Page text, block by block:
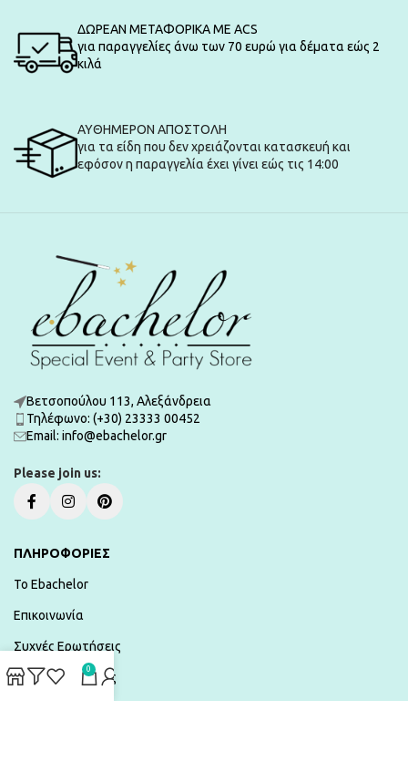
ΔΩΡΕΑΝ ΜΕΤΑΦΟΡΙΚΑ ΜΕ ACS
για παραγγελίες άνω των 70 ευρώ για δέματα εώς 2
κιλά
ΑΥΘΗΜΕΡΟΝ ΑΠΟΣΤΟΛΗ
για τα είδη που δεν χρειάζονται κατασκευή και
εφόσον η παραγγελία έχει γίνει εώς τις 14:00
Βετσοπούλου 113, Αλεξάνδρεια
Τηλέφωνο: (+30) 23333 00452
Εmail: info@ebachelor.gr
Please join us:
ΠΛΗΡΟΦΟΡΙΕΣ
To Ebachelor
Επικοινωνία
Συχνές Ερωτήσεις
Τρόποι Πληρωμής
0